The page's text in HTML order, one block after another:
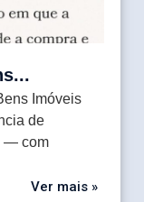
Imóveis
de
— com
Ver mais »